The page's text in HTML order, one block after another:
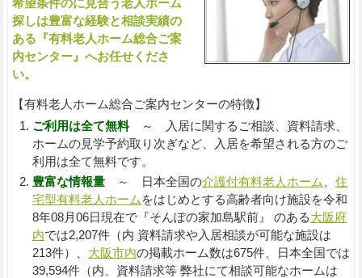
探しは豊富な経験と相談実績の
ある『有料老人ホーム総合ご案
内センター』へお任せくださ
い。
【有料老人ホーム総合ご案内センターの特徴】
ご利用は全て無料～ 入居に関するご相談、資料請求、
ホームの見学予約取り次ぎなど、入居を希望される方のご
利用は全て無料です。
豊富な情報量～ 日本全国の介護付有料老人ホーム
住
宅型有料老人ホーム をはじめとする高齢者向け施設を令和
8年08月06日現在で『そんぽの家加島駅前』 のある大阪府
内では2,207件（内 資料請求や入居相談が可能な施設は
213件）、 大阪市内の掲載ホーム数は675件、日本全国では
39,594件（内、資料請求等 弊社にて相談可能なホームは